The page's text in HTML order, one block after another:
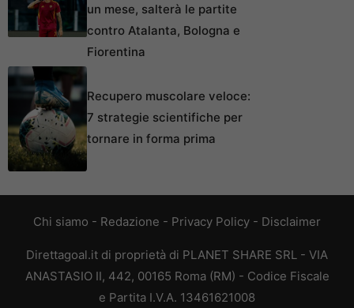
un mese, salterà le partite
contro Atalanta, Bologna e
Fiorentina
Recupero muscolare veloce:
7 strategie scientifiche per
tornare in forma prima
Chi siamo - Redazione - Privacy Policy - Disclaimer
Direttagoal.it di proprietà di PLANET SHARE SRL - VIA
ANASTASIO II, 442, 00165 Roma (RM) - Codice Fiscale
e Partita I.V.A. 13461621008